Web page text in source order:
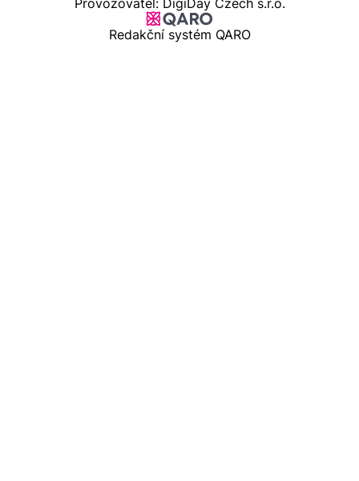
Provozovatel: DigiDay Czech s.r.o.
Redakční systém QARO